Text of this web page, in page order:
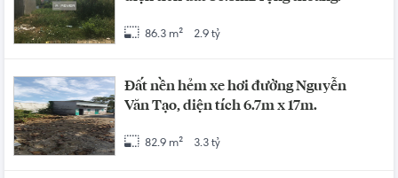
86.3 m² 2.9 tỷ
Đất nền hẻm xe hơi đường Nguyễn
Văn Tạo, diện tích 6.7m x 17m.
82.9 m² 3.3 tỷ